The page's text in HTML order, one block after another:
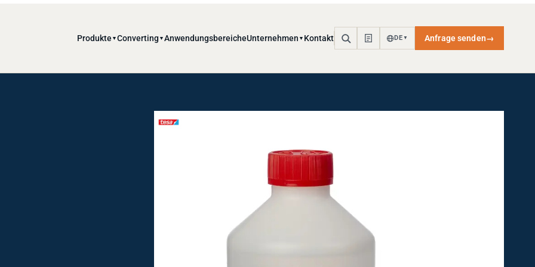
Produkte Converting AnwendungsbereicheUnternehmen Kontakt DE Anfrage senden